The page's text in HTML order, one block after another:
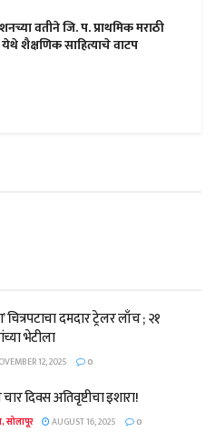
वतीने जि. प. प्राथमिक मराठी
शैक्षणिक साहित्याचे वाटप
चित्रपटाचा दमदार ट्रेलर लाँच ; २१
भेटीला
12, 2025 0
दिवस अतिवृष्टीचा इशारा!
सोलापूर AUGUST 16, 2025 0